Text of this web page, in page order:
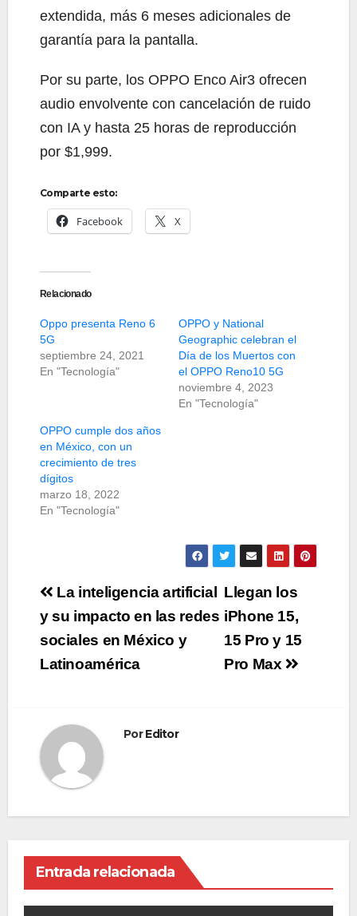
extendida, más 6 meses adicionales de
garantía para la pantalla.
Por su parte, los OPPO Enco Air3 ofrecen
audio envolvente con cancelación de ruido
con IA y hasta 25 horas de reproducción
por $1,999.
Comparte esto:
Facebook X
Relacionado
Oppo presenta Reno 6
5G
septiembre 24, 2021
En "Tecnología"
OPPO y National
Geographic celebran el
Día de los Muertos con
el OPPO Reno10 5G
noviembre 4, 2023
En "Tecnología"
OPPO cumple dos años
en México, con un
crecimiento de tres
dígitos
marzo 18, 2022
En "Tecnología"
Navegación
de
entradas
Llegan los
iPhone 15,
15 Pro y 15
Pro Max
La inteligencia artificial
y su impacto en las redes
sociales en México y
Latinoamérica
PorEditor
Entrada relacionada